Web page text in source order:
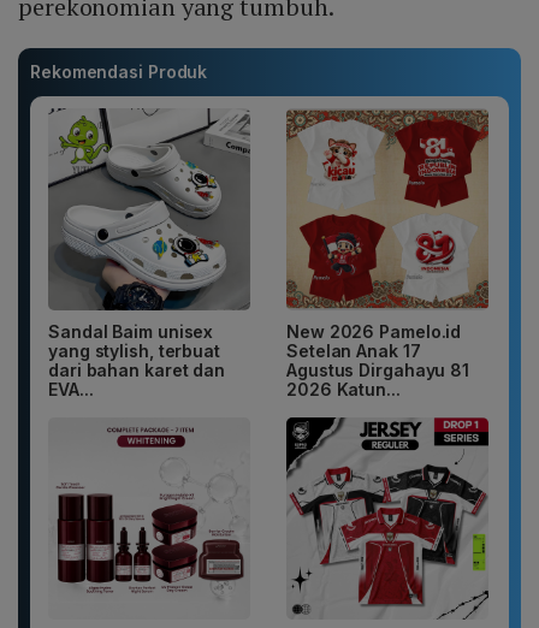
perekonomian yang tumbuh.
Rekomendasi Produk
Sandal Baim unisex
yang stylish, terbuat
dari bahan karet dan
EVA...
New 2026 Pamelo.id
Setelan Anak 17
Agustus Dirgahayu 81
2026 Katun...